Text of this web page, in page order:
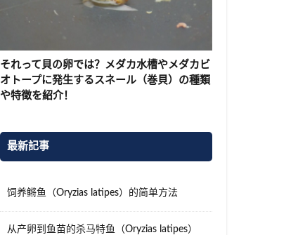
それって貝の卵では？メダカ水槽やメダカビ
オトープに発生するスネール（巻貝）の種類
や特徴を紹介！
最新記事
饲养鳉鱼（Oryzias latipes）的简单方法
从产卵到鱼苗的杀马特鱼（Oryzias latipes）